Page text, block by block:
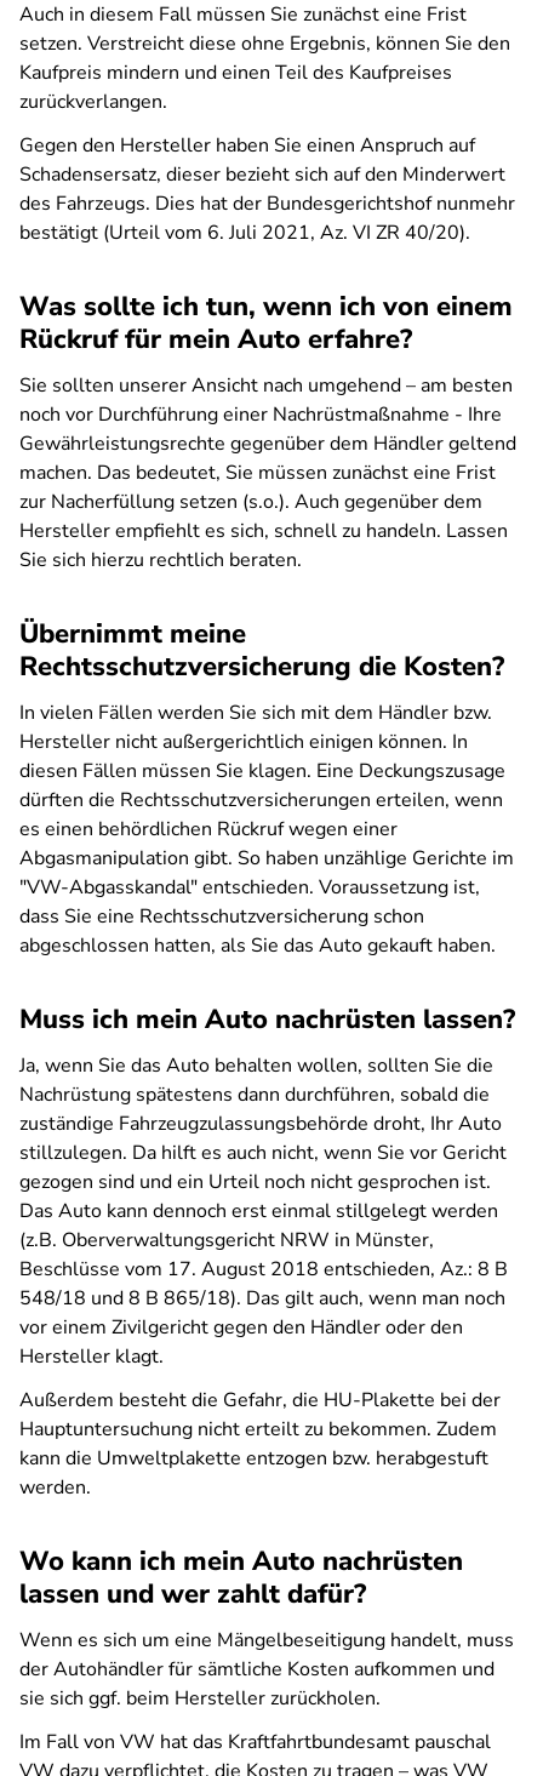
Auch in diesem Fall müssen Sie zunächst eine Frist
setzen. Verstreicht diese ohne Ergebnis, können Sie den
Kaufpreis mindern und einen Teil des Kaufpreises
zurückverlangen.
Gegen den Hersteller haben Sie einen Anspruch auf
Schadensersatz, dieser bezieht sich auf den Minderwert
des Fahrzeugs. Dies hat der Bundesgerichtshof nunmehr
bestätigt (Urteil vom 6. Juli 2021, Az. VI ZR 40/20).
Was sollte ich tun, wenn ich von einem
Rückruf für mein Auto erfahre?
Sie sollten unserer Ansicht nach umgehend – am besten
noch vor Durchführung einer Nachrüstmaßnahme - Ihre
Gewährleistungsrechte gegenüber dem Händler geltend
machen. Das bedeutet, Sie müssen zunächst eine Frist
zur Nacherfüllung setzen (s.o.). Auch gegenüber dem
Hersteller empfiehlt es sich, schnell zu handeln. Lassen
Sie sich hierzu rechtlich beraten.
Übernimmt meine
Rechtsschutzversicherung die Kosten?
In vielen Fällen werden Sie sich mit dem Händler bzw.
Hersteller nicht außergerichtlich einigen können. In
diesen Fällen müssen Sie klagen. Eine Deckungszusage
dürften die Rechtsschutzversicherungen erteilen, wenn
es einen behördlichen Rückruf wegen einer
Abgasmanipulation gibt. So haben unzählige Gerichte im
"VW-Abgasskandal" entschieden. Voraussetzung ist,
dass Sie eine Rechtsschutzversicherung schon
abgeschlossen hatten, als Sie das Auto gekauft haben.
Muss ich mein Auto nachrüsten lassen?
Ja, wenn Sie das Auto behalten wollen, sollten Sie die
Nachrüstung spätestens dann durchführen, sobald die
zuständige Fahrzeugzulassungsbehörde droht, Ihr Auto
stillzulegen. Da hilft es auch nicht, wenn Sie vor Gericht
gezogen sind und ein Urteil noch nicht gesprochen ist.
Das Auto kann dennoch erst einmal stillgelegt werden
(z.B. Oberverwaltungsgericht NRW in Münster,
Beschlüsse vom 17. August 2018 entschieden, Az.: 8 B
548/18 und 8 B 865/18). Das gilt auch, wenn man noch
vor einem Zivilgericht gegen den Händler oder den
Hersteller klagt.
Außerdem besteht die Gefahr, die HU-Plakette bei der
Hauptuntersuchung nicht erteilt zu bekommen. Zudem
kann die Umweltplakette entzogen bzw. herabgestuft
werden.
Wo kann ich mein Auto nachrüsten
lassen und wer zahlt dafür?
Wenn es sich um eine Mängelbeseitigung handelt, muss
der Autohändler für sämtliche Kosten aufkommen und
sie sich ggf. beim Hersteller zurückholen.
Im Fall von VW hat das Kraftfahrtbundesamt pauschal